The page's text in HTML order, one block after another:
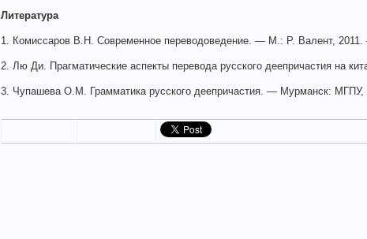
Литература
1. Комиссаров В.Н. Современное переводоведение. — М.: Р. Валент,
2. Лю Ди. Прагматические аспекты перевода русского деепричастия на
3. Чупашева О.М. Грамматика русского деепричастия. — Мурманск: